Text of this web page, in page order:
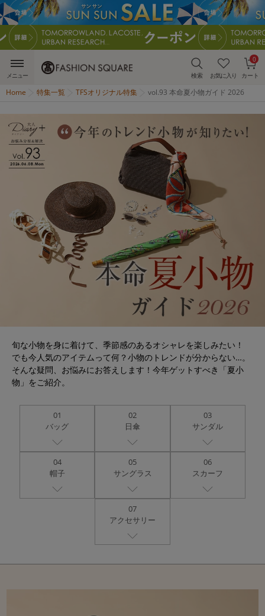
検索 お気に入り カート
0
メニュー
Home 特集一覧 TFSオリジナル特集 vol.93 本命夏小物ガイド 2026
旬な小物を身に着けて、季節感のあるオシャレを楽しみたい！
でも今人気のアイテムって何？小物のトレンドが分からない…。
そんな疑問、お悩みにお答えします！今年ゲットすべき「夏小
物」をご紹介。
01
バッグ
02
日傘
03
サンダル
04
帽子
05
サングラス
06
スカーフ
07
アクセサリー